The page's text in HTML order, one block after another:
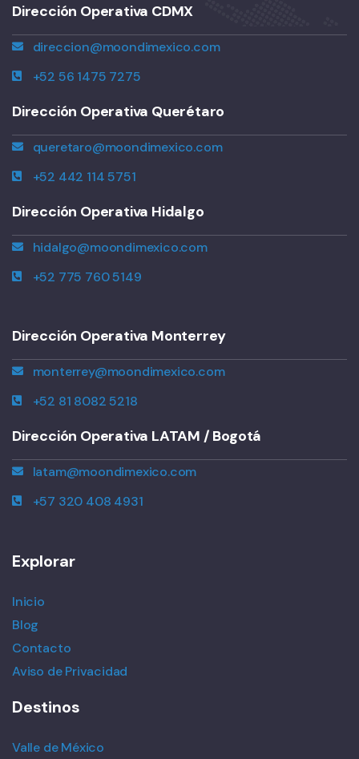
Dirección Operativa CDMX
direccion@moondimexico.com
+52 56 1475 7275
Dirección Operativa Querétaro
queretaro@moondimexico.com
+52 442 114 5751
Dirección Operativa Hidalgo
hidalgo@moondimexico.com
+52 775 760 5149
Dirección Operativa Monterrey
monterrey@moondimexico.com
+52 81 8082 5218
Dirección Operativa LATAM / Bogotá
latam@moondimexico.com
+57 320 408 4931
Explorar
Inicio
Blog
Contacto
Aviso de Privacidad
Destinos
Valle de México